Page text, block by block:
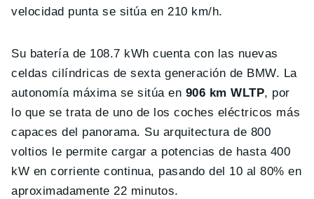
velocidad punta se sitúa en 210 km/h.
Su batería de 108.7 kWh cuenta con las nuevas
celdas cilíndricas de sexta generación de BMW. La
autonomía máxima se sitúa en 906 km WLTP, por
lo que se trata de uno de los coches eléctricos más
capaces del panorama. Su arquitectura de 800
voltios le permite cargar a potencias de hasta 400
kW en corriente continua, pasando del 10 al 80% en
aproximadamente 22 minutos.